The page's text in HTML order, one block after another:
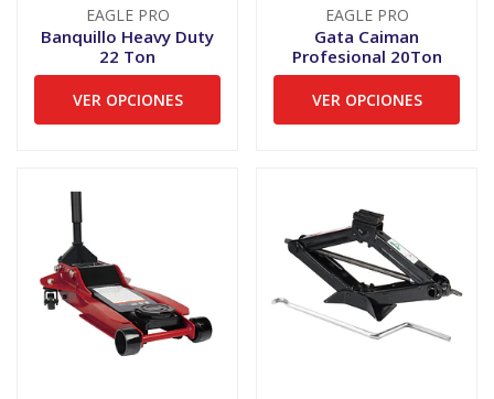
EAGLE PRO
Banquillo Heavy Duty
22 Ton
VER OPCIONES
EAGLE PRO
Gata Caiman
Profesional 20Ton
VER OPCIONES